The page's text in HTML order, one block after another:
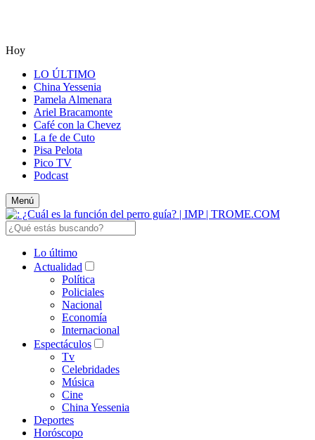
Hoy
LO ÚLTIMO
China Yessenia
Pamela Almenara
Ariel Bracamonte
Café con la Chevez
La fe de Cuto
Pisa Pelota
Pico TV
Podcast
Menú
Lo último
Actualidad
Política
Policiales
Nacional
Economía
Internacional
Espectáculos
Tv
Celebridades
Música
Cine
China Yessenia
Deportes
Horóscopo